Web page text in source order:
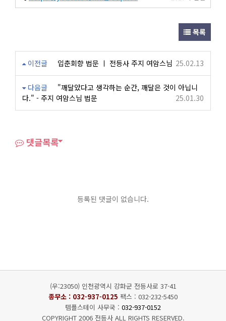
목록
이전글 입춘회향 법문 ㅣ 전등사 주지 여암스님 25.02.13
다음글
"깨달았다고 생각하는 순간, 깨달은 것이 아닙니
다." - 주지 여암스님 법문
25.01.30
댓글목록
등록된 댓글이 없습니다.
(우:23050) 인천광역시 강화군 전등사로 37-41
종무소 : 032-937-0125 팩스 : 032-232-5450
템플스테이 사무국 : 032-937-0152
COPYRIGHT 2006 전등사 ALL RIGHTS RESERVED.